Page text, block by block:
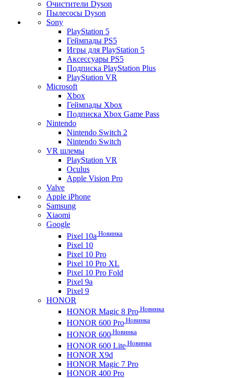
Очистители Dyson
Пылесосы Dyson
Sony
PlayStation 5
Геймпады PS5
Игры для PlayStation 5
Аксессуары PS5
Подписка PlayStation Plus
PlayStation VR
Microsoft
Xbox
Геймпады Xbox
Подписка Xbox Game Pass
Nintendo
Nintendo Switch 2
Nintendo Switch
VR шлемы
PlayStation VR
Oculus
Apple Vision Pro
Valve
Apple iPhone
Samsung
Xiaomi
Google
Pixel 10a Новинка
Pixel 10
Pixel 10 Pro
Pixel 10 Pro XL
Pixel 10 Pro Fold
Pixel 9a
Pixel 9
HONOR
HONOR Magic 8 Pro Новинка
HONOR 600 Pro Новинка
HONOR 600 Новинка
HONOR 600 Lite Новинка
HONOR X9d
HONOR Magic 7 Pro
HONOR 400 Pro